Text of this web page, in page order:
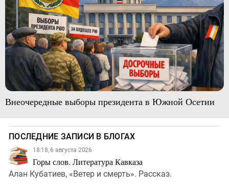
Внеочередные выборы президента в Южной Осетии
ПОСЛЕДНИЕ ЗАПИСИ В БЛОГАХ
18:18, 6 августа 2026
Горы слов. Литература Кавказа
Алан Кубатиев, «Ветер и смерть». Рассказ.